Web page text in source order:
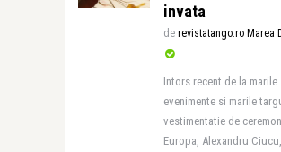
invata
de revistatango.ro Marea
Intors recent de la marile
evenimente si marile
vestimentatie de
Europa, Alexandru Ciucu,